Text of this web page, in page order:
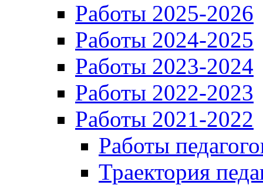
Работы 2025-2026
Работы 2024-2025
Работы 2023-2024
Работы 2022-2023
Работы 2021-2022
Работы
Траектория